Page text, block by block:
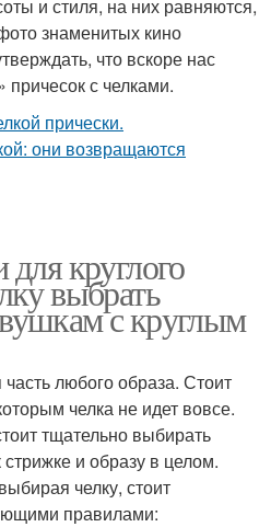
и стиля, на них равняются,
знаменитых кино
что вскоре нас
с челками.
круглого
выбрать
с круглым
любого образа. Стоит
челка не идет вовсе.
тщательно выбирать
стрижке и образу в целом.
челку, стоит
правилами: